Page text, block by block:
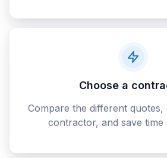
Choose a
Compare the different
contractor, and save time